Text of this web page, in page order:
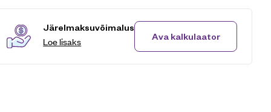
Järelmaksuvõimalus
Loe lisaks Ava kalkulaator